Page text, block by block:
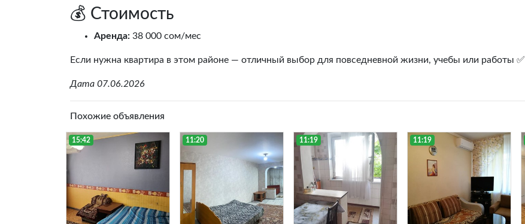
💰 Стоимость
Аренда: 38 000 сом/мес
Если нужна квартира в этом районе — отличный выбор для повседневной жизни, учебы или работы ✅
Дата 07.06.2026
Похожие объявления
15:42 11:20 11:19 11:19